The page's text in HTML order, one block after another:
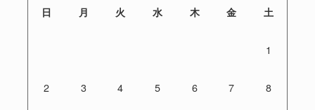
日 月 火 水 木 金 土
1
2 3 4 5 6 7 8